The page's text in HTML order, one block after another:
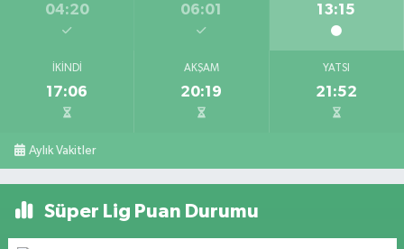
04:20 06:01 13:15
İKINDI
17:06
AKŞAM
20:19
YATSI
21:52
Aylık Vakitler
Süper Lig Puan Durumu